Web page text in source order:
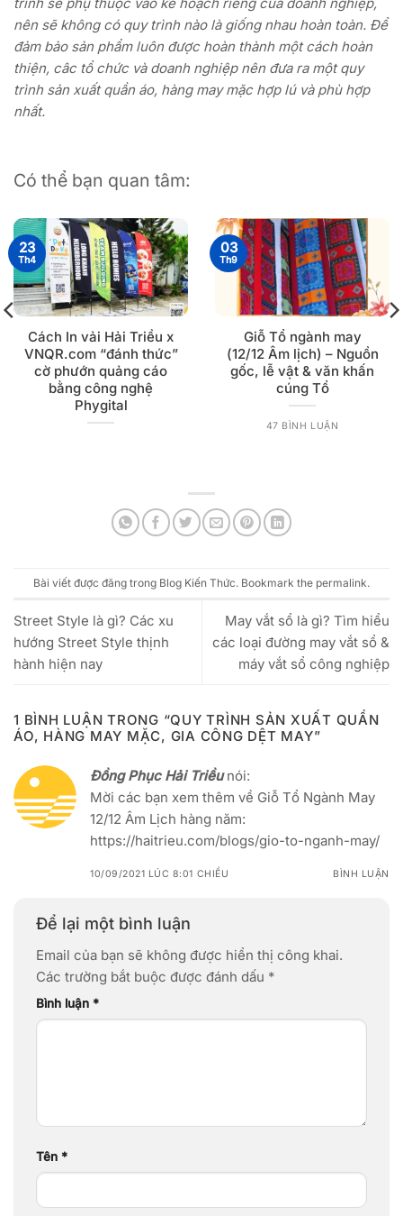
nên sẽ không có quy trình nào là giống nhau hoàn toàn. Để
đảm bảo sản phẩm luôn được hoàn thành một cách hoàn
thiện, câc tổ chức và doanh nghiệp nên đưa ra một quy
trình sản xuất quần áo, hàng may mặc hợp lú và phù hợp
nhất.
Có thể bạn quan tâm:
Cách In vải Hải Triều x
VNQR.com “đánh thức”
cờ phướn quảng cáo
bằng công nghệ
Phygital
23
Th4
Giỗ Tổ ngành may
(12/12 Âm lịch) – Nguồn
gốc, lễ vật & văn khấn
cúng Tổ
47 BÌNH LUẬN
03
Th9
Bài viết được đăng trong Blog Kiến Thức. Bookmark the permalink.
Street Style là gì? Các xu
hướng Street Style thịnh
hành hiện nay
May vắt sổ là gì? Tìm hiểu
các loại đường may vắt sổ &
máy vắt sổ công nghiệp
1 BÌNH LUẬN TRONG “QUY TRÌNH SẢN XUẤT QUẦN
ÁO, HÀNG MAY MẶC, GIA CÔNG DỆT MAY”
Đồng Phục Hải Triều nói:
Mời các bạn xem thêm về Giỗ Tổ Ngành May
12/12 Âm Lịch hàng năm:
https://haitrieu.com/blogs/gio-to-nganh-may/
10/09/2021 LÚC 8:01 CHIỀU BÌNH LUẬN
Để lại một bình luận
Email của bạn sẽ không được hiển thị công khai.
Các trường bắt buộc được đánh dấu *
Bình luận *
Tên *